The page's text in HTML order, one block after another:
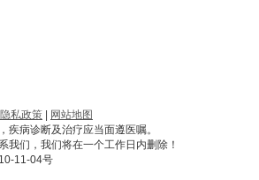
隐私政策
网站地图
病诊断及治疗应当面遵医嘱。
们，我们将在一个工作日内删除！
11-04号